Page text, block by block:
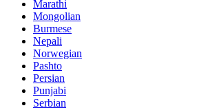
Marathi
Mongolian
Burmese
Nepali
Norwegian
Pashto
Persian
Punjabi
Serbian